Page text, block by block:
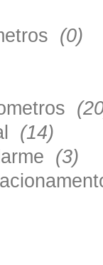
(0)
(14)
(3)